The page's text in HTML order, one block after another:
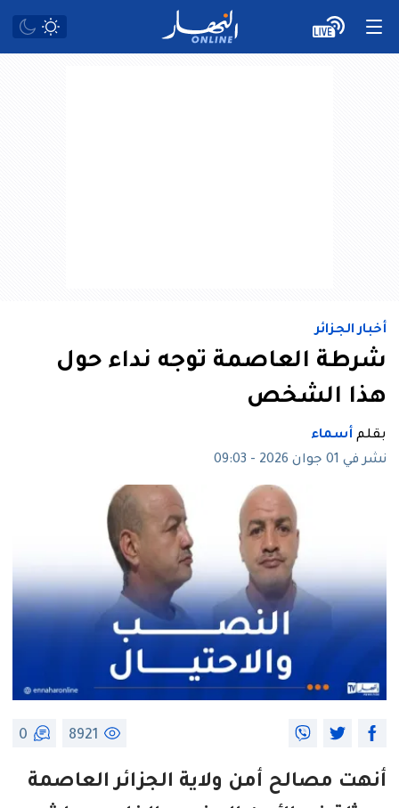
أخبار الجزائر
شرطة العاصمة توجه نداء حول
هذا الشخص
بقلم أسماء
نشر في 01 جوان 2026 - 09:03
8921
0
أنهت مصالح أمن ولاية الجزائر العاصمة